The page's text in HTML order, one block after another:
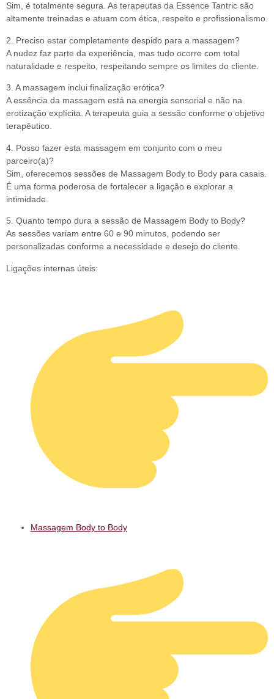
Sim, é totalmente segura. As terapeutas da Essence Tantric são
altamente treinadas e atuam com ética, respeito e profissionalismo.
2. Preciso estar completamente despido para a massagem?
A nudez faz parte da experiência, mas tudo ocorre com total
naturalidade e respeito, respeitando sempre os limites do cliente.
3. A massagem inclui finalização erótica?
A essência da massagem está na energia sensorial e não na
erotização explícita. A terapeuta guia a sessão conforme o objetivo
terapêutico.
4. Posso fazer esta massagem em conjunto com o meu
parceiro(a)?
Sim, oferecemos sessões de Massagem Body to Body para casais.
É uma forma poderosa de fortalecer a ligação e explorar a
intimidade.
5. Quanto tempo dura a sessão de Massagem Body to Body?
As sessões variam entre 60 e 90 minutos, podendo ser
personalizadas conforme a necessidade e desejo do cliente.
Ligações internas úteis:
Massagem Body to Body